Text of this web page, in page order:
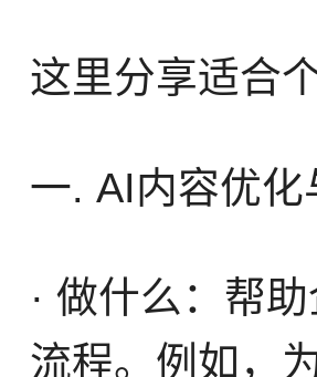
这里分享适合
一. AI内容优
· 做什么：帮
流程。例如，